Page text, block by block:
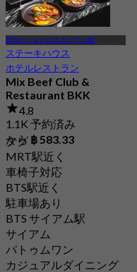
BTSナショナルスタジアム駅
ステーキハウス
ホテルレストラン
Mix Beef Club &
Restaurant BKK
4.8
1.1K 予約済み
から ฿ 583.33
タグ
MRT駅近く
車椅子対応
BTS駅近く
駐車場あり
BTS サイアム駅
サイアム
パトゥムワン
カジュアルダイニング